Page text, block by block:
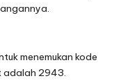
menemukan kode
adalah 2943.